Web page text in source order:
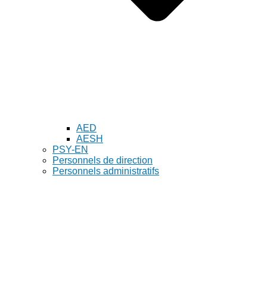
AED
AESH
PSY-EN
Personnels de direction
Personnels administratifs